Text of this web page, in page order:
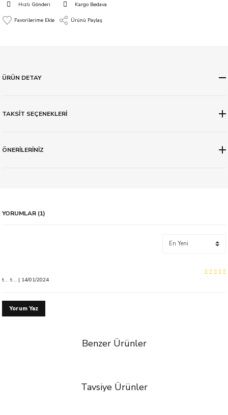
Hızlı Gönderi Kargo Bedava
Ürünü Paylaş
ÜRÜN DETAY
TAKSİT SEÇENEKLERİ
ÖNERİLERİNİZ
YORUMLAR (1)
t... t... | 14/01/2024
Yorum Yaz
Benzer Ürünler
Tavsiye Ürünler